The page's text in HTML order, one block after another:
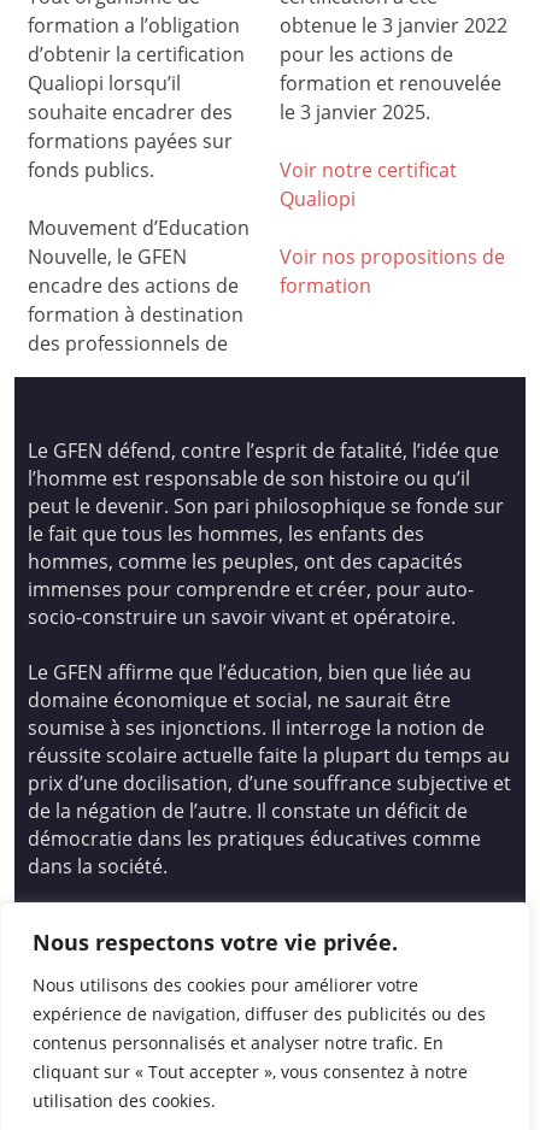
Nous respectons votre vie privée.
Nous utilisons des cookies pour améliorer votre
expérience de navigation, diffuser des publicités ou des
contenus personnalisés et analyser notre trafic. En
cliquant sur « Tout accepter », vous consentez à notre
utilisation des cookies.
formation a l’obligation
d’obtenir la certification
Qualiopi lorsqu’il
souhaite encadrer des
formations payées sur
fonds publics.
Mouvement d’Education
Nouvelle, le GFEN
encadre des actions de
formation à destination
des professionnels de
obtenue le 3 janvier 2022
pour les actions de
formation et renouvelée
le 3 janvier 2025.
Voir notre certificat
Qualiopi
Voir nos propositions de
formation
Le GFEN défend, contre l’esprit de fatalité, l’idée que
l’homme est responsable de son histoire ou qu’il
peut le devenir. Son pari philosophique se fonde sur
le fait que tous les hommes, les enfants des
hommes, comme les peuples, ont des capacités
immenses pour comprendre et créer, pour auto-
socio-construire un savoir vivant et opératoire.
Le GFEN affirme que l’éducation, bien que liée au
domaine économique et social, ne saurait être
soumise à ses injonctions. Il interroge la notion de
réussite scolaire actuelle faite la plupart du temps au
prix d’une docilisation, d’une souffrance subjective et
de la négation de l’autre. Il constate un déficit de
démocratie dans les pratiques éducatives comme
dans la société.
Nouvelle
14 avenue Spinoza 94200 Ivry Sur Seine
01 46 72 53 17 – gfen@gfen.asso.fr